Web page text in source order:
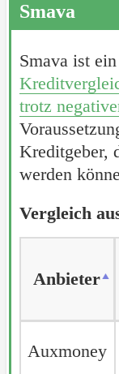
Smava
Smava ist
trotz
Kreditgeber,
werden
Vergleich
Anbieter
Auxmoney
Anbieter
Auxmoney